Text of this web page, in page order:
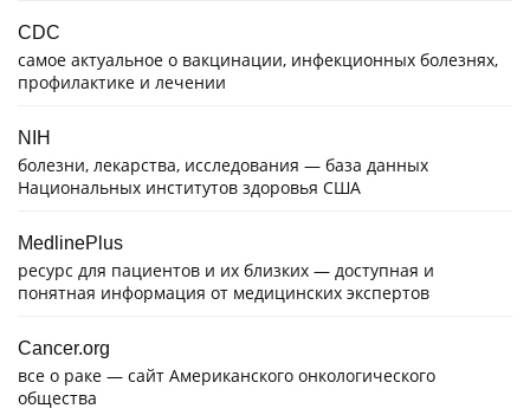
CDC
самое актуальное о вакцинации, инфекционных болезнях,
профилактике и лечении
NIH
болезни, лекарства, исследования — база данных
Национальных институтов здоровья США
MedlinePlus
ресурс для пациентов и их близких — доступная и
понятная информация от медицинских экспертов
Cancer.org
все о раке — сайт Американского онкологического
общества